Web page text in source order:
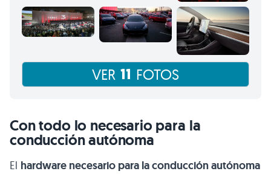
VER 11 FOTOS
Con todo lo necesario para la
conducción autónoma
El hardware necesario para la conducción autónoma